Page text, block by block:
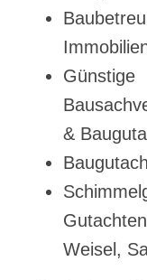
Günstige
&
Weisel,